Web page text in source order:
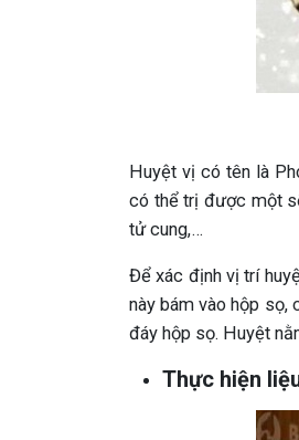
Huyệt vị có tên là
có thể trị được một
tử cung,…
Để xác định vị trí
này bám vào hộp sọ,
đáy hộp sọ. Huyệt
Thực hiện